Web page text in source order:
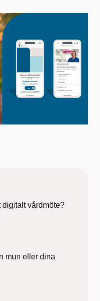
digitalt vårdmöte?
mun eller dina